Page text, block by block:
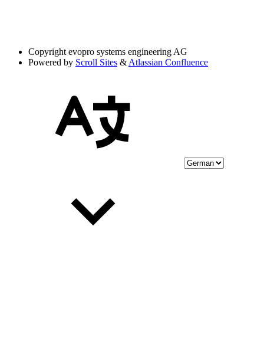
Copyright evopro systems engineering AG
Powered by Scroll Sites & Atlassian Confluence